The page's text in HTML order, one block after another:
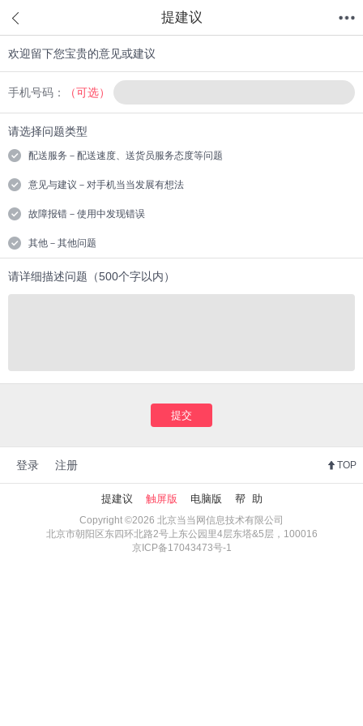
提建议
欢迎留下您宝贵的意见或建议
手机号码： （可选）
请选择问题类型
配送服务－配送速度、送货员服务态度等问题
意见与建议－对手机当当发展有想法
故障报错－使用中发现错误
其他－其他问题
请详细描述问题（500个字以内）
提交
登录 注册 TOP
提建议 触屏版 电脑版 帮 助
Copyright ©2026 北京当当网信息技术有限公司
北京市朝阳区东四环北路2号上东公园里4层东塔&5层，100016
京ICP备17043473号-1